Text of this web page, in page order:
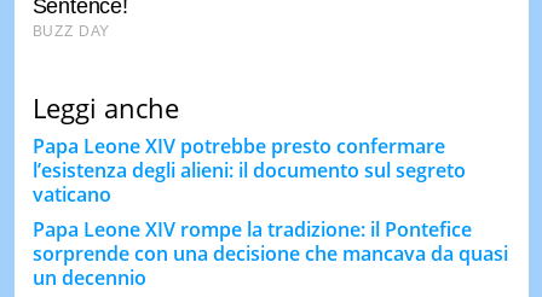
Leggi anche
Papa Leone XIV potrebbe presto confermare
l’esistenza degli alieni: il documento sul segreto
vaticano
Papa Leone XIV rompe la tradizione: il Pontefice
sorprende con una decisione che mancava da quasi
un decennio